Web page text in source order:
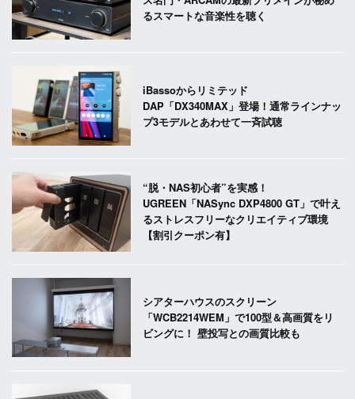
るスマートな音楽性を聴く
iBassoからリミテッド
DAP「DX340MAX」登場！通常ラインナッ
プ3モデルとあわせて一斉試聴
“脱・NAS初心者”を実感！
UGREEN「NASync DXP4800 GT」で叶え
るストレスフリーなクリエイティブ環境
【割引クーポン有】
シアターハウスのスクリーン
「WCB2214WEM」で100型＆高画質をリ
ビングに！ 壁投写との画質比較も